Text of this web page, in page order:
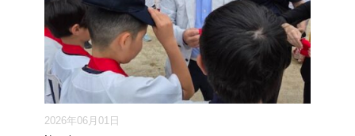
2026年06月01日